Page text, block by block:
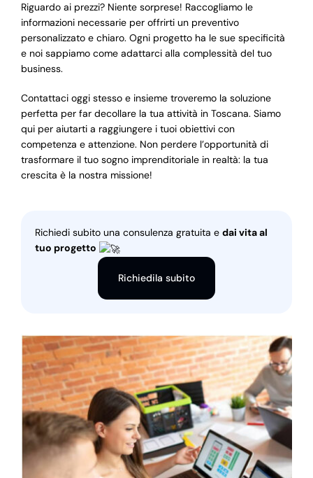
Riguardo ai prezzi? Niente sorprese! Raccogliamo le
informazioni necessarie per offrirti un preventivo
personalizzato e chiaro. Ogni progetto ha le sue specificità
e noi sappiamo come adattarci alla complessità del tuo
business.
Contattaci oggi stesso e insieme troveremo la soluzione
perfetta per far decollare la tua attività in Toscana. Siamo
qui per aiutarti a raggiungere i tuoi obiettivi con
competenza e attenzione. Non perdere l’opportunità di
trasformare il tuo sogno imprenditoriale in realtà: la tua
crescita è la nostra missione!
Richiedi subito una consulenza gratuita e dai vita al
tuo progetto
Richiedila subito